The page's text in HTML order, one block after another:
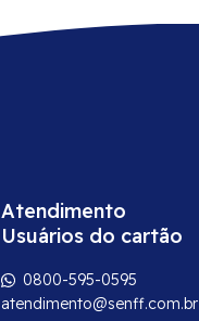
Atendimento
Usuários do cartão
0800-595-0595
atendimento@senff.com.br